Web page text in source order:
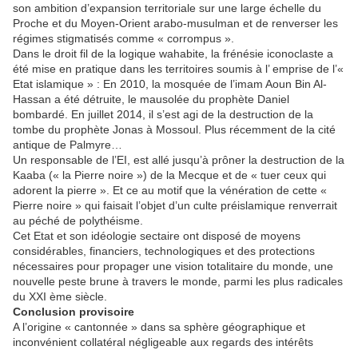
son ambition d’expansion territoriale sur une large échelle du
Proche et du Moyen-Orient arabo-musulman et de renverser les
régimes stigmatisés comme « corrompus ».
Dans le droit fil de la logique wahabite, la frénésie iconoclaste a
été mise en pratique dans les territoires soumis à l’ emprise de l’«
Etat islamique » : En 2010, la mosquée de l’imam Aoun Bin Al-
Hassan a été détruite, le mausolée du prophète Daniel
bombardé. En juillet 2014, il s’est agi de la destruction de la
tombe du prophète Jonas à Mossoul. Plus récemment de la cité
antique de Palmyre…
Un responsable de l’EI, est allé jusqu’à prôner la destruction de la
Kaaba (« la Pierre noire ») de la Mecque et de « tuer ceux qui
adorent la pierre ». Et ce au motif que la vénération de cette «
Pierre noire » qui faisait l’objet d’un culte préislamique renverrait
au péché de polythéisme.
Cet Etat et son idéologie sectaire ont disposé de moyens
considérables, financiers, technologiques et des protections
nécessaires pour propager une vision totalitaire du monde, une
nouvelle peste brune à travers le monde, parmi les plus radicales
du XXI ème siècle.
Conclusion provisoire
A l’origine « cantonnée » dans sa sphère géographique et
inconvénient collatéral négligeable aux regards des intérêts